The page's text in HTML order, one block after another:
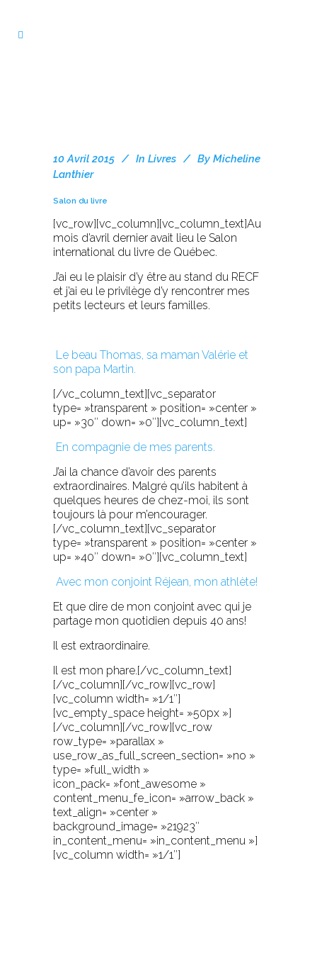
10 Avril 2015 In Livres By Micheline
Lanthier
Salon du livre
[vc_row][vc_column][vc_column_text]Au
mois d’avril dernier avait lieu le Salon
international du livre de Québec.
J’ai eu le plaisir d’y être au stand du RECF
et j’ai eu le privilège d’y rencontrer mes
petits lecteurs et leurs familles.
Le beau Thomas, sa maman Valérie et
son papa Martin.
[/vc_column_text][vc_separator
type= »transparent » position= »center »
up= »30″ down= »0″][vc_column_text]
En compagnie de mes parents.
J’ai la chance d’avoir des parents
extraordinaires. Malgré qu’ils habitent à
quelques heures de chez-moi, ils sont
toujours là pour m’encourager.
[/vc_column_text][vc_separator
type= »transparent » position= »center »
up= »40″ down= »0″][vc_column_text]
Avec mon conjoint Réjean, mon athlète!
Et que dire de mon conjoint avec qui je
partage mon quotidien depuis 40 ans!
Il est extraordinaire.
Il est mon phare.[/vc_column_text]
[/vc_column][/vc_row][vc_row]
[vc_column width= »1/1″]
[vc_empty_space height= »50px »]
[/vc_column][/vc_row][vc_row
row_type= »parallax »
use_row_as_full_screen_section= »no »
type= »full_width »
icon_pack= »font_awesome »
content_menu_fe_icon= »arrow_back »
text_align= »center »
background_image= »21923″
in_content_menu= »in_content_menu »]
[vc_column width= »1/1″]